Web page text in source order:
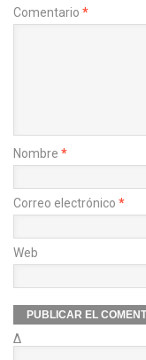
Comentario *
Nombre *
Correo electrónico *
Web
Δ